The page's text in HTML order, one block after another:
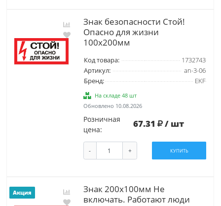
Знак безопасности Стой!
Опасно для жизни
100х200мм
Код товара:
1732743
Артикул:
an-3-06
Бренд:
EKF
На складе 48 шт
Обновлено 10.08.2026
Розничная
цена:
67.31 / шт
- + КУПИТЬ
Акция
Знак 200х100мм Не
включать. Работают люди